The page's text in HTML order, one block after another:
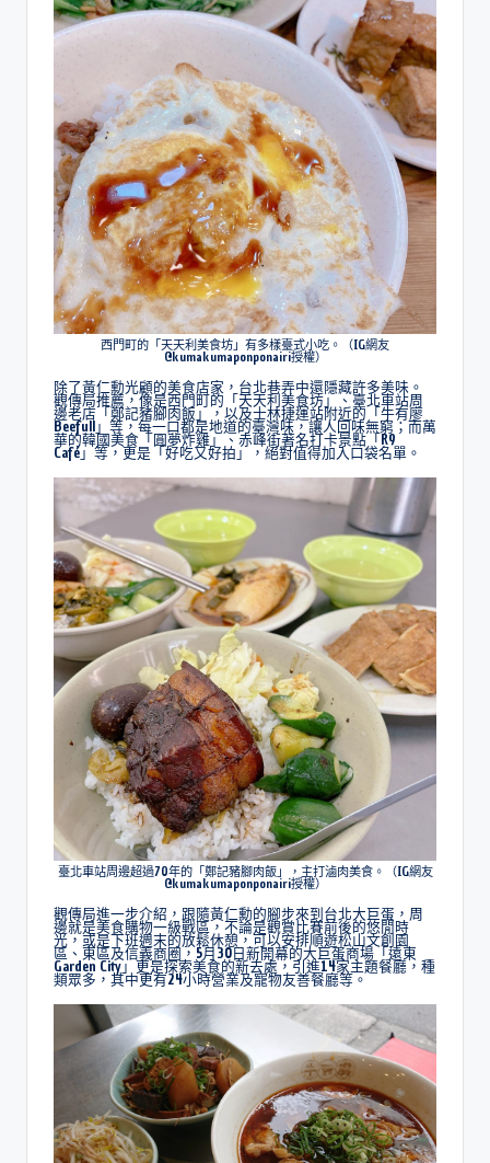
西門町的「天天利美食坊」有多樣臺式小吃。（IG網友
@kumakumaponponairi授權）
除了黃仁勳光顧的美食店家，台北巷弄中還隱藏許多美味。
觀傳局推薦，像是西門町的「天天利美食坊」、臺北車站周
邊老店「鄭記豬腳肉飯」，以及士林捷運站附近的「牛有廖
Beefull」等，每一口都是地道的臺灣味，讓人回味無窮；而萬
華的韓國美食「圓夢炸雞」、赤峰街著名打卡景點「R9
Café」等，更是「好吃又好拍」，絕對值得加入口袋名單。
臺北車站周邊超過70年的「鄭記豬腳肉飯」，主打滷肉美食。（IG網友
@kumakumaponponairi授權）
觀傳局進一步介紹，跟隨黃仁勳的腳步來到台北大巨蛋，周
邊就是美食購物一級戰區，不論是觀賞比賽前後的悠閒時
光，或是下班週末的放鬆休憩，可以安排順遊松山文創園
區、東區及信義商圈，5月30日新開幕的大巨蛋商場「遠東
Garden City」更是探索美食的新去處，引進14家主題餐廳，種
類眾多，其中更有24小時營業及寵物友善餐廳等。